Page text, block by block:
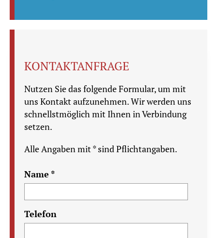
KONTAKTANFRAGE
Nutzen Sie das folgende Formular, um mit
uns Kontakt aufzunehmen. Wir werden uns
schnellstmöglich mit Ihnen in Verbindung
setzen.
Alle Angaben mit * sind Pflichtangaben.
Name *
Telefon